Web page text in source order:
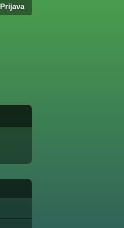
Prijava